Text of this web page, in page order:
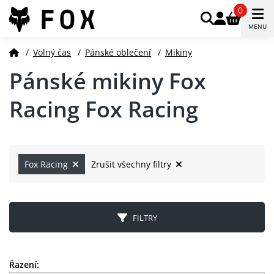
0
MENU
/ Volný čas / Pánské oblečení / Mikiny
Pánské mikiny Fox
Racing Fox Racing
Fox Racing Zrušit všechny filtry
FILTRY
Řazení: